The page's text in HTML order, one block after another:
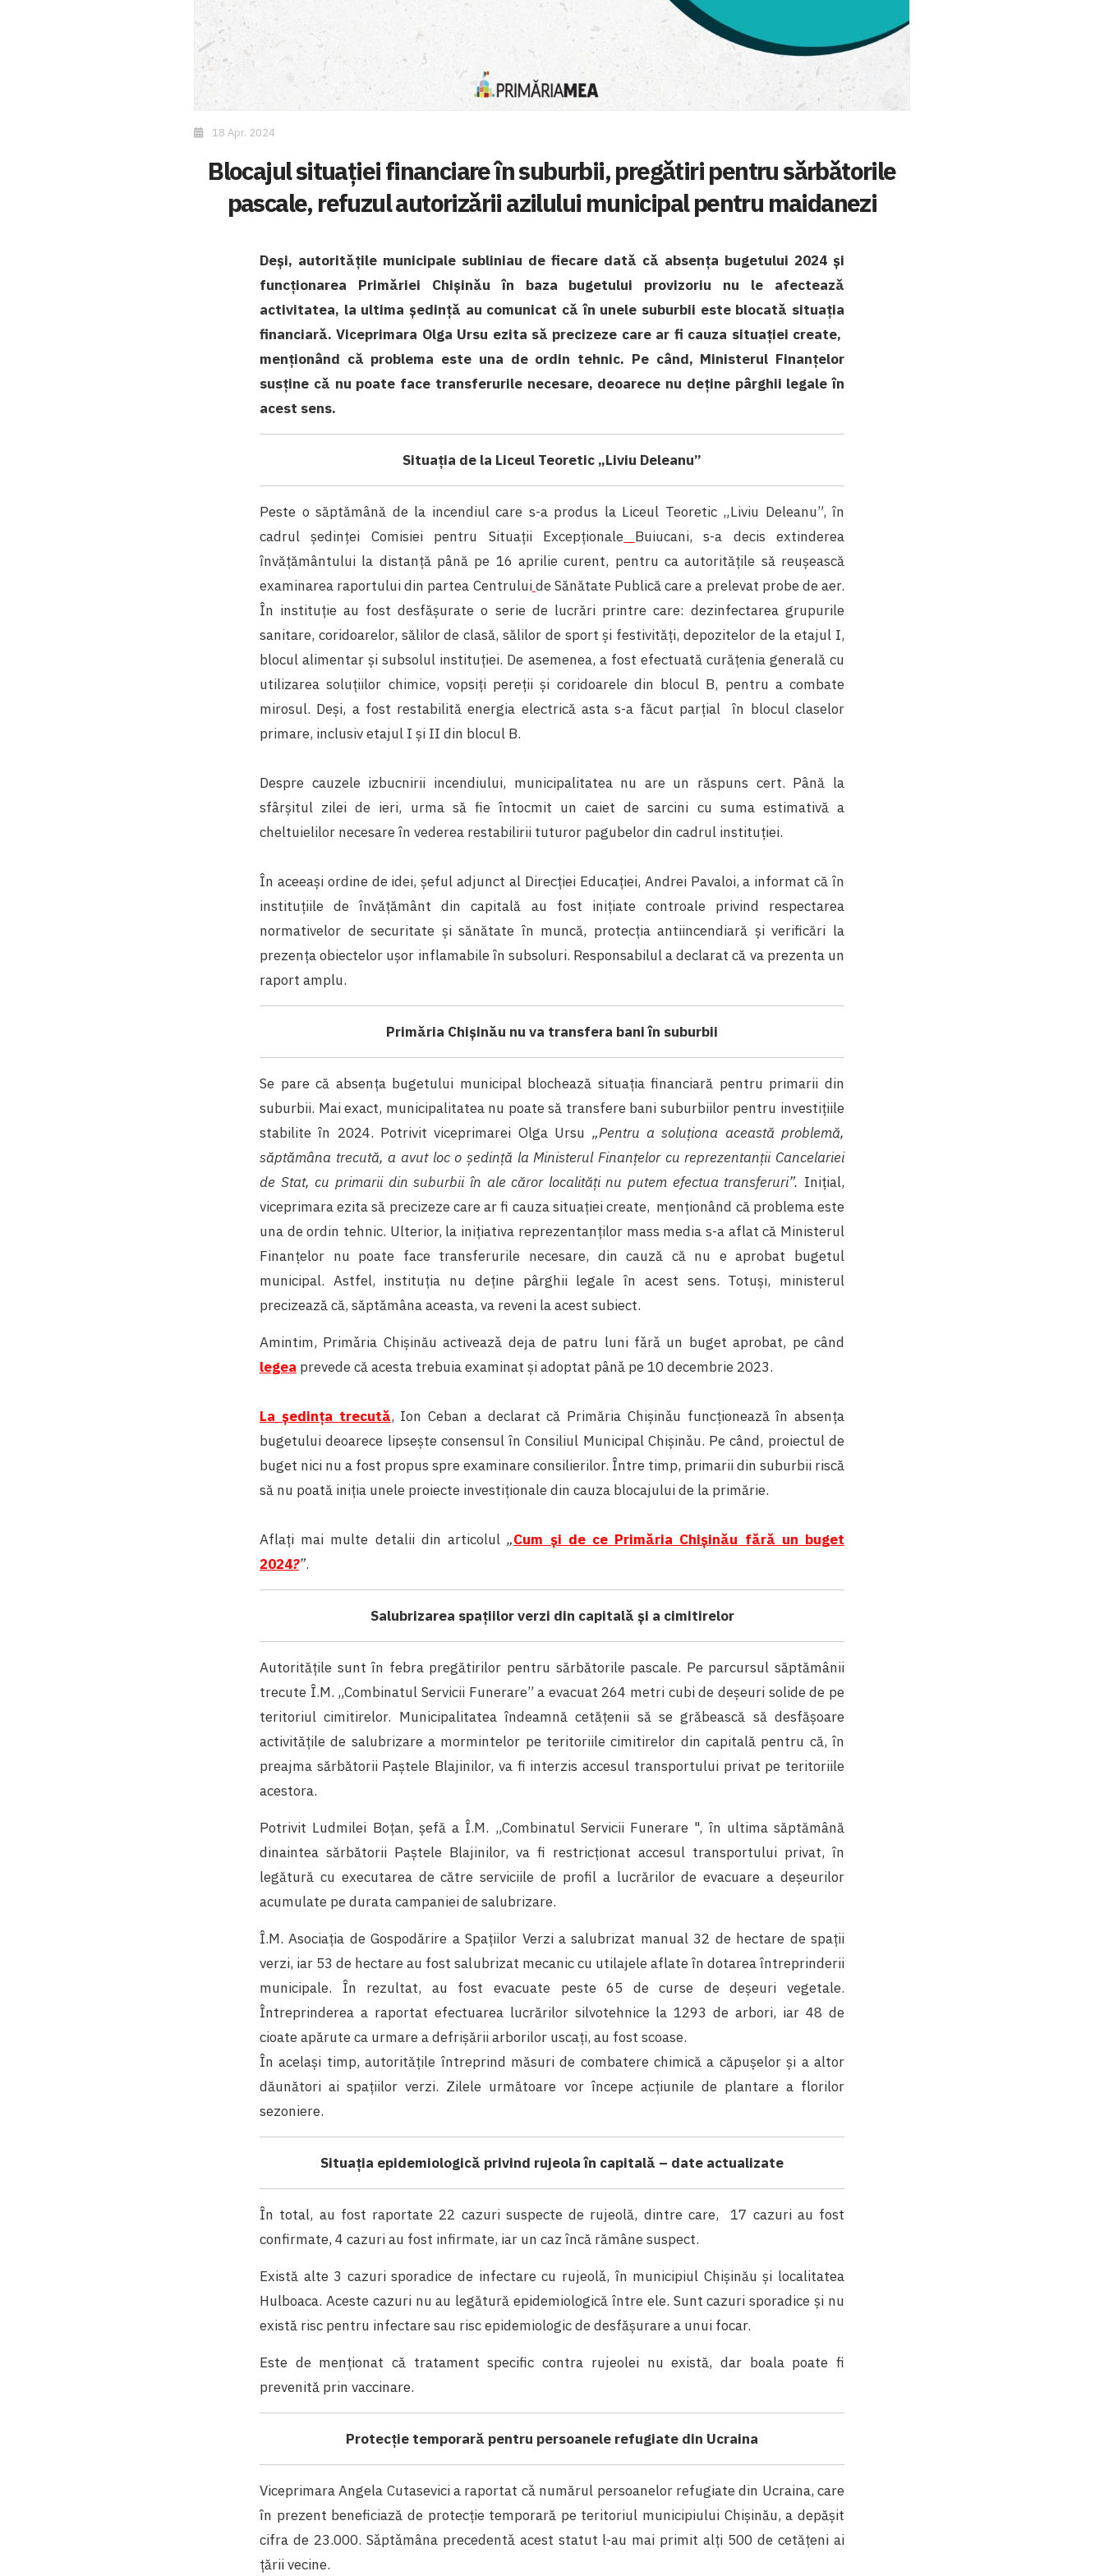
18 Apr. 2024
Blocajul situației financiare în suburbii, pregǎtiri pentru sǎrbǎtorile
pascale, refuzul autorizǎrii azilului municipal pentru maidanezi
Deși, autoritǎțile municipale subliniau de fiecare datǎ cǎ absența bugetului 2024 și
funcționarea Primǎriei Chișinǎu în baza bugetului provizoriu nu le afecteazǎ
activitatea, la ultima ședințǎ au comunicat cǎ în unele suburbii este blocatǎ situația
financiarǎ. Viceprimara Olga Ursu ezita să precizeze care ar fi cauza situației create,
menționând că problema este una de ordin tehnic. Pe când, Ministerul Finanțelor
susține cǎ nu poate face transferurile necesare, deoarece nu deține pârghii legale în
acest sens.
Situația de la Liceul Teoretic „Liviu Deleanu”
Peste o săptămână de la incendiul care s-a produs la Liceul Teoretic „Liviu Deleanu”, în
cadrul ședinței Comisiei pentru Situații Excepționale
Buiucani, s-a decis extinderea
învățământului la distanță până pe 16 aprilie curent, pentru ca autoritățile să reușească
examinarea raportului din partea Centruluide Sănătate Publică care a prelevat probe de aer.
În instituție au fost desfășurate o serie de lucrări printre care: dezinfectarea grupurile
sanitare, coridoarelor, sălilor de clasă, sălilor de sport și festivități, depozitelor de la etajul I,
blocul alimentar și subsolul instituției. De asemenea, a fost efectuată curățenia generală cu
utilizarea soluțiilor chimice, vopsiți pereții și coridoarele din blocul B, pentru a combate
mirosul. Deși, a fost restabilită energia electrică asta s-a făcut parțial în blocul claselor
primare, inclusiv etajul I și II din blocul B.
Despre cauzele izbucnirii incendiului, municipalitatea nu are un răspuns cert. Până la
sfârșitul zilei de ieri, urma să fie întocmit un caiet de sarcini cu suma estimativă a
cheltuielilor necesare în vederea restabilirii tuturor pagubelor din cadrul instituției.
În aceeași ordine de idei, șeful adjunct al Direcției Educației, Andrei Pavaloi, a informat că în
instituțiile de învățământ din capitală au fost inițiate controale privind respectarea
normativelor de securitate și sănătate în muncă, protecția antiincendiară și verificări la
prezența obiectelor ușor inflamabile în subsoluri. Responsabilul a declarat că va prezenta un
raport amplu.
Primăria Chișinău nu va transfera bani în suburbii
Se pare că absența bugetului municipal blochează situația financiară pentru primarii din
suburbii. Mai exact, municipalitatea nu poate să transfere bani suburbiilor pentru investițiile
stabilite în 2024. Potrivit viceprimarei Olga Ursu „Pentru a soluționa această problemă,
săptămâna trecută, a avut loc o ședință la Ministerul Finanțelor cu reprezentanții Cancelariei
de Stat, cu primarii din suburbii în ale căror localități nu putem efectua transferuri”. Inițial,
viceprimara ezita să precizeze care ar fi cauza situației create, menționând că problema este
una de ordin tehnic. Ulterior, la inițiativa reprezentanților mass media s-a aflat că Ministerul
Finanțelor nu poate face transferurile necesare, din cauză că nu e aprobat bugetul
municipal. Astfel, instituția nu deține pârghii legale în acest sens. Totuși, ministerul
precizează că, săptămâna aceasta, va reveni la acest subiect.
Amintim, Primǎria Chișinău activeazǎ deja de patru luni fǎrǎ un buget aprobat, pe când
legea prevede că acesta trebuia examinat și adoptat pânǎ pe 10 decembrie 2023.
La ședința trecută, Ion Ceban a declarat că Primăria Chișinǎu funcționează în absența
bugetului deoarece lipsește consensul în Consiliul Municipal Chișinǎu. Pe când, proiectul de
buget nici nu a fost propus spre examinare consilierilor. Între timp, primarii din suburbii riscă
să nu poată iniția unele proiecte investiționale din cauza blocajului de la primărie.
Aflați mai multe detalii din articolul„Cum și de ce Primǎria Chișinǎu fǎrǎ un buget
2024?”.
Salubrizarea spaţiilor verzi din capitală și a cimitirelor
Autoritățile sunt în febra pregătirilor pentru sărbătorile pascale. Pe parcursul săptămânii
trecute Î.M. „Combinatul Servicii Funerare” a evacuat 264 metri cubi de deșeuri solide de pe
teritoriul cimitirelor. Municipalitatea îndeamnă cetățenii să se grăbească să desfășoare
activitățile de salubrizare a mormintelor pe teritoriile cimitirelor din capitală pentru că, în
preajma sărbătorii Paştele Blajinilor, va fi interzis accesul transportului privat pe teritoriile
acestora.
Potrivit Ludmilei Boțan, șefă a Î.M. „Combinatul Servicii Funerare ", în ultima săptămână
dinaintea sărbătorii Paştele Blajinilor, va fi restricționat accesul transportului privat, în
legătură cu executarea de către serviciile de profil a lucrărilor de evacuare a deșeurilor
acumulate pe durata campaniei de salubrizare.
Î.M. Asociația de Gospodărire a Spațiilor Verzi a salubrizat manual 32 de hectare de spații
verzi, iar 53 de hectare au fost salubrizat mecanic cu utilajele aflate în dotarea întreprinderii
municipale. În rezultat, au fost evacuate peste 65 de curse de deșeuri vegetale.
Întreprinderea a raportat efectuarea lucrărilor silvotehnice la 1293 de arbori, iar 48 de
cioate apărute ca urmare a defrișării arborilor uscați, au fost scoase.
În același timp, autoritățile întreprind măsuri de combatere chimică a căpuşelor şi a altor
dăunători ai spațiilor verzi. Zilele următoare vor începe acţiunile de plantare a florilor
sezoniere.
Situația epidemiologică privind rujeola în capitală – date actualizate
În total, au fost raportate 22 cazuri suspecte de rujeolă, dintre care, 17 cazuri au fost
confirmate, 4 cazuri au fost infirmate, iar un caz încă rămâne suspect.
Există alte 3 cazuri sporadice de infectare cu rujeolǎ, în municipiul Chișinău și localitatea
Hulboaca. Aceste cazuri nu au legătură epidemiologică între ele. Sunt cazuri sporadice și nu
există risc pentru infectare sau risc epidemiologic de desfășurare a unui focar.
Este de menționat că tratament specific contra rujeolei nu există, dar boala poate fi
prevenită prin vaccinare.
Protecție temporară pentru persoanele refugiate din Ucraina
Viceprimara Angela Cutasevici a raportat cǎ numărul persoanelor refugiate din Ucraina, care
în prezent beneficiază de protecție temporară pe teritoriul municipiului Chișinău, a depășit
cifra de 23.000. Sǎptǎmâna precedentǎ acest statut l-au mai primit alți 500 de cetățeni ai
țării vecine.